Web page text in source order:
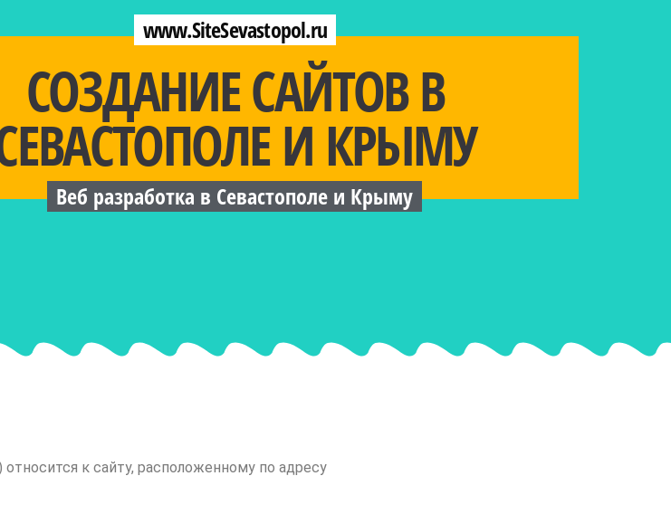
www.SiteSevastopol.ru
СОЗДАНИЕ САЙТОВ В
И КРЫМУ
Веб разработка в Севастополе и Крыму
к сайту, расположенному по адресу